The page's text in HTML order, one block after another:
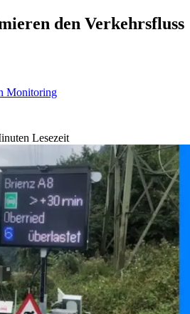
den Verkehrsfluss
Monitoring
Lesezeit